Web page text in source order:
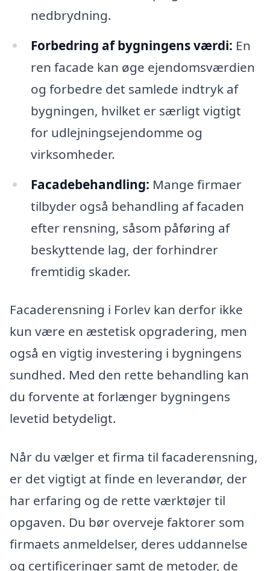
nedbrydning.
Forbedring af bygningens værdi: En
ren facade kan øge ejendomsværdien
og forbedre det samlede indtryk af
bygningen, hvilket er særligt vigtigt
for udlejningsejendomme og
virksomheder.
Facadebehandling: Mange firmaer
tilbyder også behandling af facaden
efter rensning, såsom påføring af
beskyttende lag, der forhindrer
fremtidig skader.
Facaderensning i Forlev kan derfor ikke
kun være en æstetisk opgradering, men
også en vigtig investering i bygningens
sundhed. Med den rette behandling kan
du forvente at forlænger bygningens
levetid betydeligt.
Når du vælger et firma til facaderensning,
er det vigtigt at finde en leverandør, der
har erfaring og de rette værktøjer til
opgaven. Du bør overveje faktorer som
firmaets anmeldelser, deres uddannelse
og certificeringer samt de metoder, de